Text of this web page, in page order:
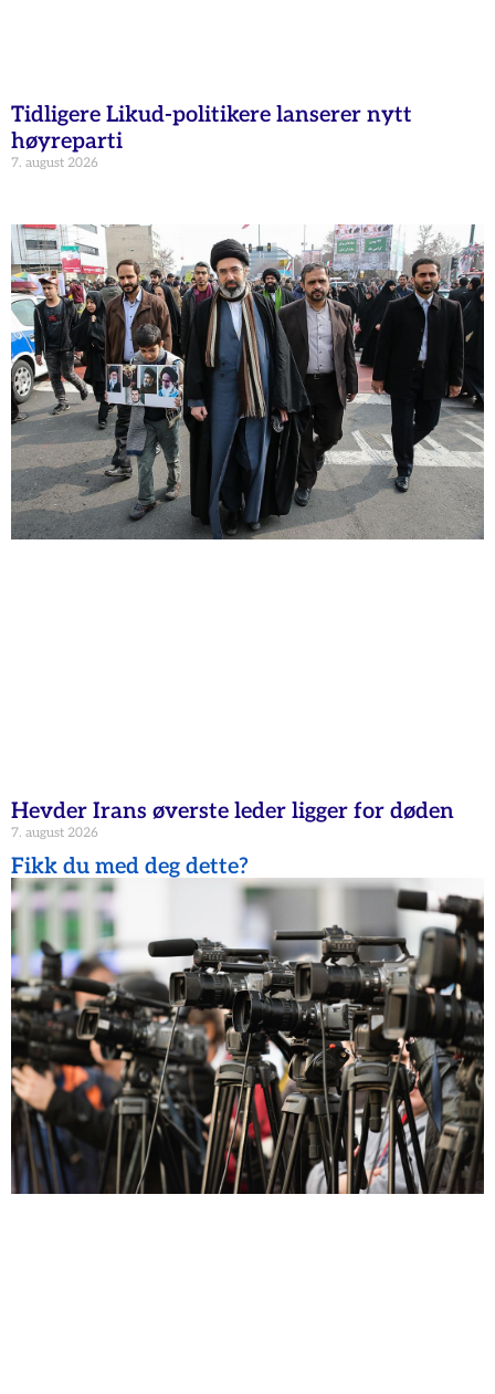
Tidligere Likud-politikere lanserer nytt
høyreparti
7. august 2026
Hevder Irans øverste leder ligger for døden
7. august 2026
Fikk du med deg dette?